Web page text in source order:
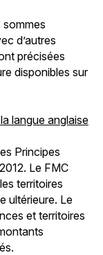
sommes
d’autres
précisées
disponibles sur
langue anglaise
Principes
Le FMC
territoires
ultérieure. Le
et territoires